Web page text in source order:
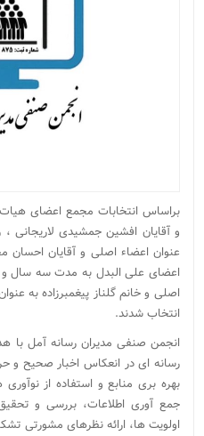
براساس انتخابات مجمع اعضای
و آقایان افشین جمشیدی لاریجانی
عنوان اعضاء اصلی و آقایان احسان
اعضای علی البدل به مدت سه سال و
اصلی و خانم گلناز پیغمبرزاده به
انتخاب شدند.
انجمن صنفی مدیران رسانه آمل با
رسانه ای در انعکاس اخبار صحیح و
بهره بری منابع و استفاده از
جمع آوری اطلاعات، بررسی و
اولویت ها، ارائه نظرهای مشورتی